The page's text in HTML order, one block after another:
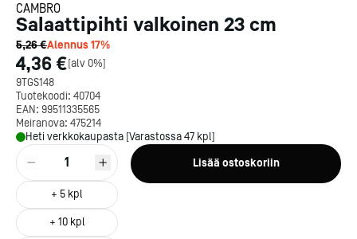
CAMBRO
Salaattipihti valkoinen 23 cm
5,26 €Alennus17%
4,36 €[alv 0%]
9TGS148
Tuotekoodi: 40704
EAN: 99511335565
Meiranova: 475214
Heti verkkokaupasta [Varastossa 47 kpl]
1
+ 5 kpl
+ 10kpl
Lisää ostoskoriin